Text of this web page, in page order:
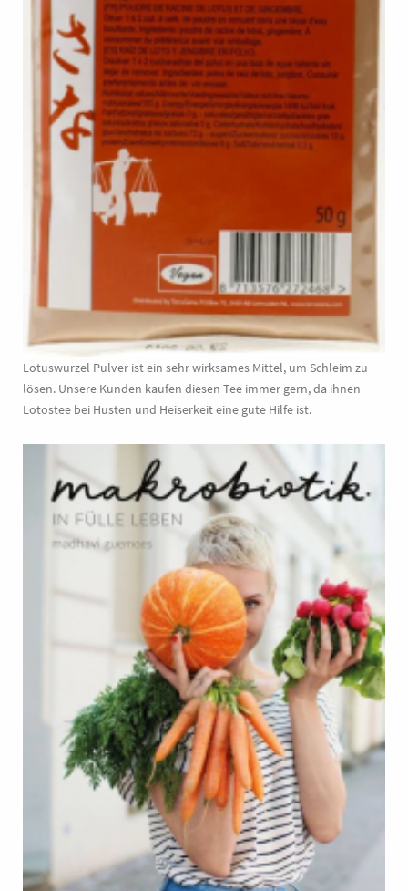
Lotuswurzel Pulver ist ein sehr wirksames Mittel, um Schleim zu
lösen. Unsere Kunden kaufen diesen Tee immer gern, da ihnen
Lotostee bei Husten und Heiserkeit eine gute Hilfe ist.